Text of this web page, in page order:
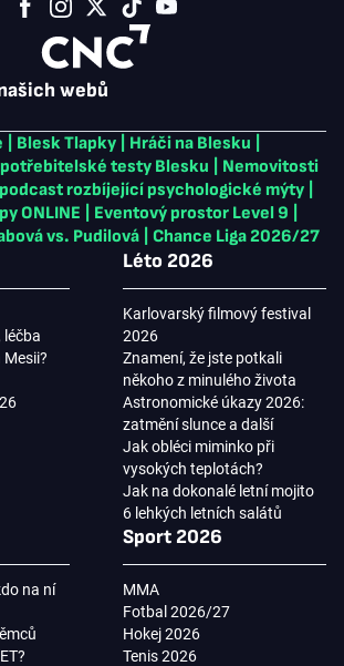
webů
Blesk Tlapky Hráči na Blesku
testy Blesku
Nemovitosti
rozbíjející psychologické mýty
ONLINE
Eventový prostor Level 9
vs. Pudilová
Chance Liga 2026/27
léčba
Mesii?
Léto 2026
Karlovarský filmový festival
2026
Znamení, že jste potkali
někoho z minulého života
Astronomické úkazy 2026:
zatmění slunce a další
Jak obléci miminko při
vysokých teplotách?
Jak na dokonalé letní mojito
6 lehkých letních salátů
na ní
Sport 2026
MMA
Fotbal 2026/27
Hokej 2026
Tenis 2026